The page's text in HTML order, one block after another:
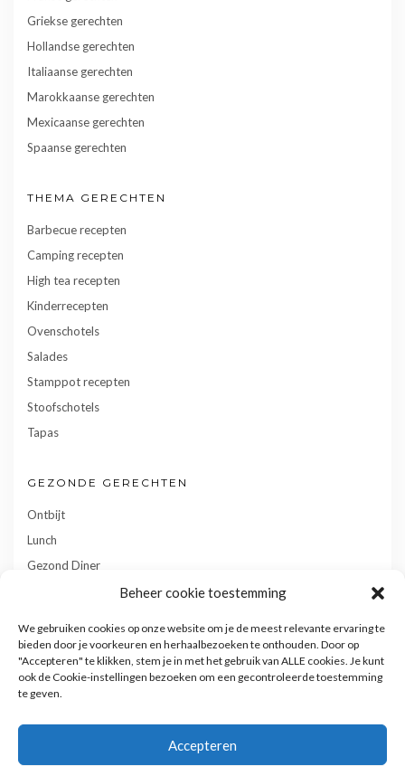
Beheer cookie toestemming
We gebruiken cookies op onze website om je de meest relevante ervaring te
bieden door je voorkeuren en herhaalbezoeken te onthouden. Door op
"Accepteren" te klikken, stem je in met het gebruik van ALLE cookies. Je kunt
ook de Cookie-instellingen bezoeken om een gecontroleerde toestemming
te geven.
Accepteren
Griekse gerechten
Hollandse gerechten
Italiaanse gerechten
Marokkaanse gerechten
Mexicaanse gerechten
Spaanse gerechten
THEMA GERECHTEN
Barbecue recepten
Camping recepten
High tea recepten
Kinderrecepten
Ovenschotels
Salades
Stamppot recepten
Stoofschotels
Tapas
GEZONDE GERECHTEN
Ontbijt
Lunch
Gezond Diner
Gebak